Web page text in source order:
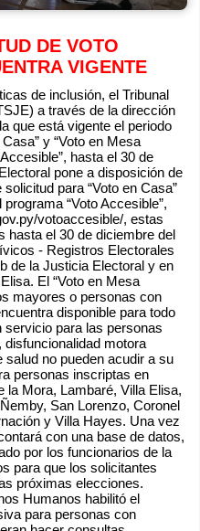
DE VOTO
VIGENTE
de inclusión, el Tribunal
a través de la dirección
que está vigente el periodo
y “Voto en Mesa
hasta el 30 de
pone a disposición de
para “Voto en Casa”
“Voto Accesible”,
votoaccesible/, estas
hasta el 30 de diciembre del
- Registros Electorales
de la Justicia Electoral y en
El “Voto en Mesa
mayores o personas con
disponible para todo
servicio para las personas
motora
no pueden acudir a su
personas inscriptas en
la Mora, Lambaré, Villa Elisa,
San Lorenzo, Coronel
y Villa Hayes. Una vez
con una base de datos,
por los funcionarios de la
para que los solicitantes
próximas elecciones.
Humanos habilitó el
para personas con